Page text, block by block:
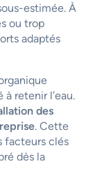
estimée. À
ou trop
adaptés
retenir l’eau.
des
. Cette
facteurs clés
dès la